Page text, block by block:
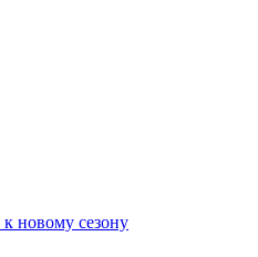
к новому сезону